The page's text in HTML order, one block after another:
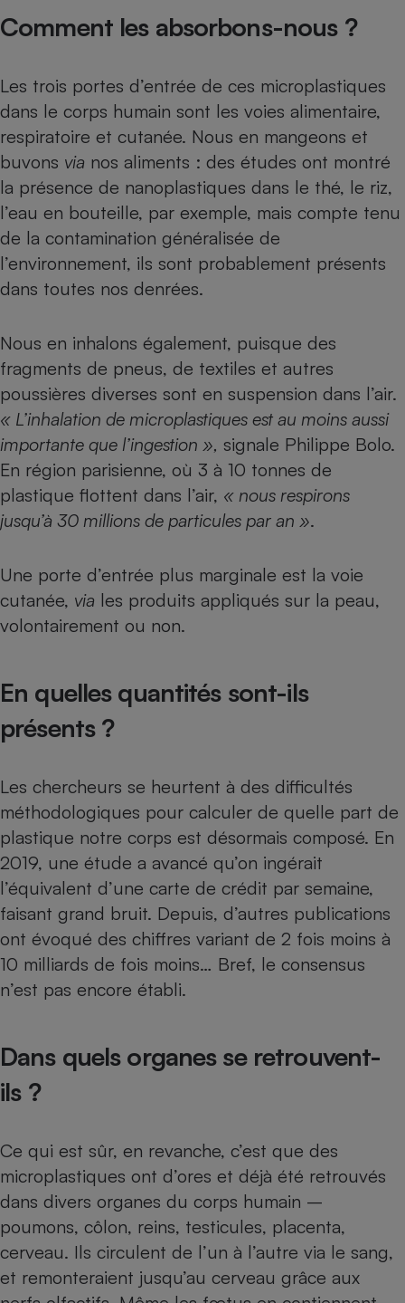
Comment les absorbons-nous ?
Les trois portes d’entrée de ces microplastiques
dans le corps humain sont les voies alimentaire,
respiratoire et cutanée. Nous en mangeons et
buvons via nos aliments : des études ont montré
la présence de nanoplastiques dans le thé, le riz,
l’eau en bouteille, par exemple, mais compte tenu
de la contamination généralisée de
l’environnement, ils sont probablement présents
dans toutes nos denrées.
Nous en inhalons également, puisque des
fragments de pneus, de textiles et autres
poussières diverses sont en suspension dans l’air.
« L’inhalation de microplastiques est au moins aussi
importante que l’ingestion », signale Philippe Bolo.
En région parisienne, où 3 à 10 tonnes de
plastique flottent dans l’air, « nous respirons
jusqu’à 30 millions de particules par an ».
Une porte d’entrée plus marginale est la voie
cutanée, via les produits appliqués sur la peau,
volontairement ou non.
En quelles quantités sont-ils
présents ?
Les chercheurs se heurtent à des difficultés
méthodologiques pour calculer de quelle part de
plastique notre corps est désormais composé. En
2019, une étude a avancé qu’on ingérait
l’équivalent d’une carte de crédit par semaine,
faisant grand bruit. Depuis, d’autres publications
ont évoqué des chiffres variant de 2 fois moins à
10 milliards de fois moins… Bref, le consensus
n’est pas encore établi.
Dans quels organes se retrouvent-
ils ?
Ce qui est sûr, en revanche, c’est que des
microplastiques ont d’ores et déjà été retrouvés
dans divers organes du corps humain –
poumons, côlon, reins, testicules, placenta,
cerveau. Ils circulent de l’un à l’autre via le sang,
et remonteraient jusqu’au cerveau grâce aux